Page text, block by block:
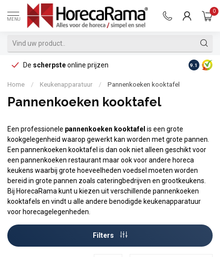
MENU
0
De scherpsteonline prijzen Op
9.1
Home / Keukenapparatuur / Pannenkoeken kooktafel
Pannenkoeken kooktafel
Een professionele pannenkoeken kooktafel is een grote
kookgelegenheid waarop gewerkt kan worden met grote pannen.
Een pannenkoeken kooktafel is dan ook niet alleen geschikt voor
een pannenkoeken restaurant maar ook voor andere horeca
keukens waarbij grote hoeveelheden voedsel moeten worden
bereid in grote pannen zoals cateringbedrijven en grootkeukens.
Bij HorecaRama kunt u kiezen uit verschillende pannenkoeken
kooktafels en vindt u alle andere benodigde keukenapparatuur
voor horecagelegenheden.
Filters